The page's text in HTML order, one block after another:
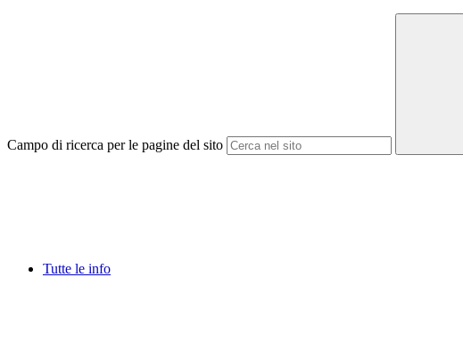
Campo di ricerca per le pagine del sito
Tutte le info